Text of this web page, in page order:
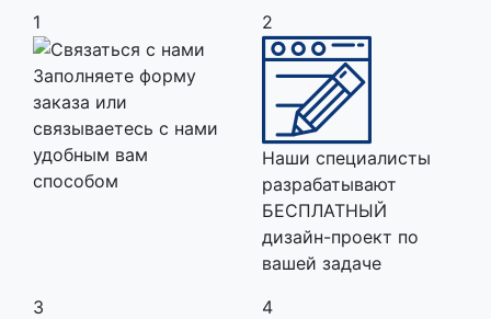
1
Заполняете форму
заказа или
связываетесь с нами
удобным вам
способом
2
Наши специалисты
разрабатывают
БЕСПЛАТНЫЙ
дизайн-проект по
вашей задаче
3
4